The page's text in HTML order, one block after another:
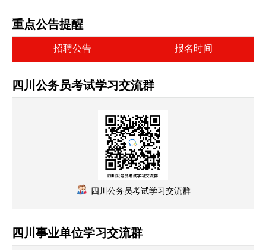
重点公告提醒
招聘公告 报名时间
四川公务员考试学习交流群
四川公务员考试学习交流群
四川事业单位学习交流群